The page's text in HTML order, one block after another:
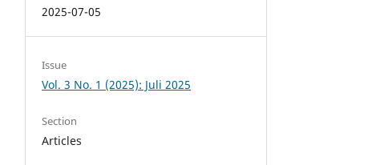
2025-07-05
Issue
Vol. 3 No. 1 (2025): Juli 2025
Section
Articles